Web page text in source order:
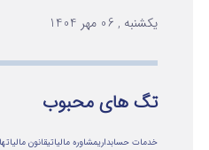
یکشنبه , 06 مهر 1404
تگ های محبوب
خدمات حسابداریمشاوره مالیاتیقانون